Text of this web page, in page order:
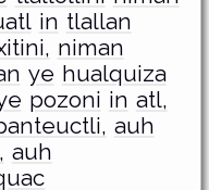
in tlallan
niman
ye hualquiza
pozoni in atl,
auh
auh